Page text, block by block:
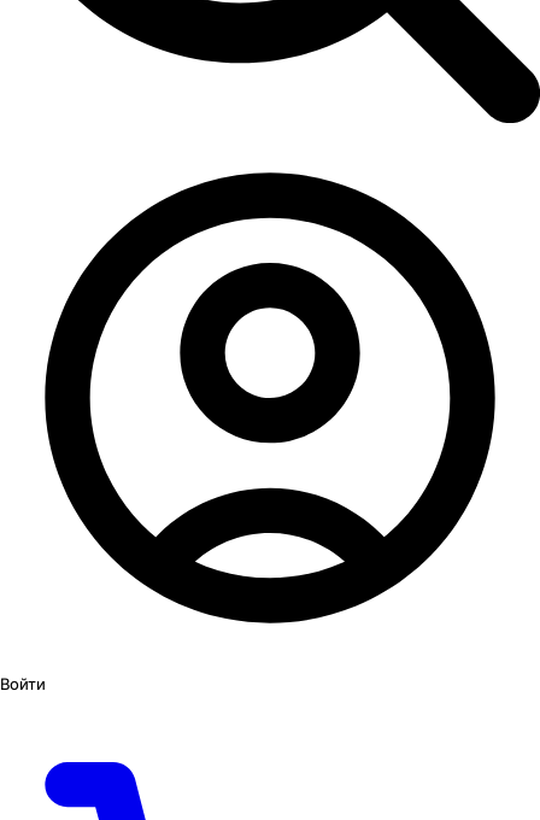
Войти